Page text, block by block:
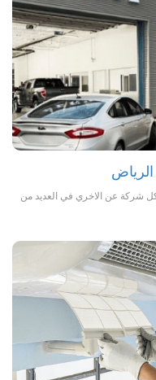
شركة عن الاخري في العديد من